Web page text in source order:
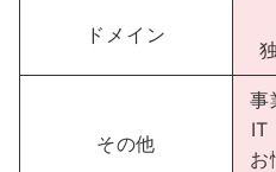
ドメイン
その他
事
IT
お